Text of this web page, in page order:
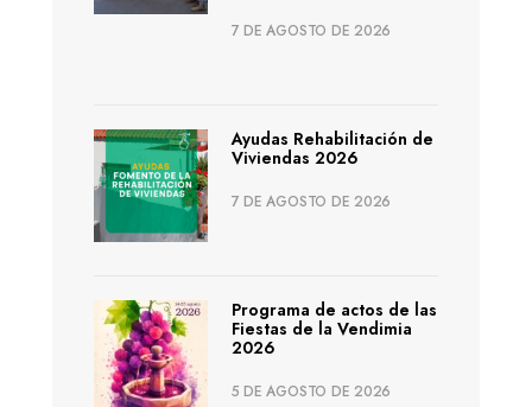
7 DE AGOSTO DE 2026
Ayudas Rehabilitación de
Viviendas 2026
7 DE AGOSTO DE 2026
Programa de actos de las
Fiestas de la Vendimia
2026
5 DE AGOSTO DE 2026